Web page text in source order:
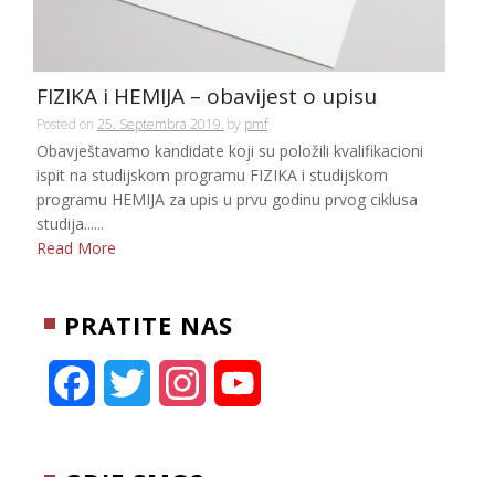
FIZIKA i HEMIJA – obavijest o upisu
Posted on 25. Septembra 2019. by pmf
Obavještavamo kandidate koji su položili kvalifikacioni
ispit na studijskom programu FIZIKA i studijskom
programu HEMIJA za upis u prvu godinu prvog ciklusa
studija......
Read More
PRATITE NAS